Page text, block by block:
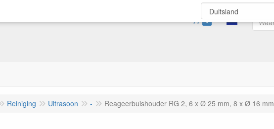
0
Reiniging Ultrasoon - Reageerbuishouder RG 2, 6 x Ø 25 mm, 8 x Ø 16 mm